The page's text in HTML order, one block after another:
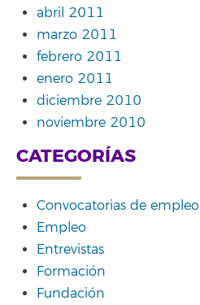
abril 2011
marzo 2011
febrero 2011
enero 2011
diciembre 2010
noviembre 2010
CATEGORÍAS
Convocatorias de empleo
Empleo
Entrevistas
Formación
Fundación